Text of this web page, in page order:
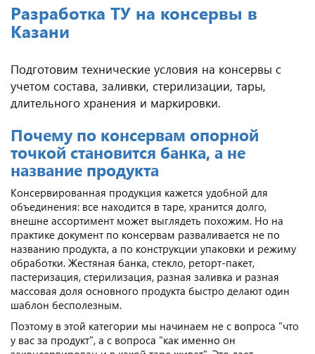
Разработка ТУ на консервы в
Казани
Подготовим технические условия на консервы с
учетом состава, заливки, стерилизации, тары,
длительного хранения и маркировки.
Почему по консервам опорной
точкой становится банка, а не
название продукта
Консервированная продукция кажется удобной для
объединения: все находится в таре, хранится долго,
внешне ассортимент может выглядеть похожим. Но на
практике документ по консервам разваливается не по
названию продукта, а по конструкции упаковки и режиму
обработки. Жестяная банка, стекло, реторт-пакет,
пастеризация, стерилизация, разная заливка и разная
массовая доля основного продукта быстро делают один
шаблон бесполезным.
Поэтому в этой категории мы начинаем не с вопроса "что
у вас за продукт", а с вопроса "как именно он